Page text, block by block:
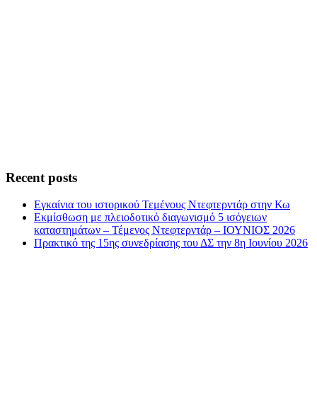
Recent posts
Εγκαίνια του ιστορικού Τεμένους Ντεφτερντάρ στην Κω
Εκμίσθωση με πλειοδοτικό διαγωνισμό 5 ισόγειων
καταστημάτων – Τέμενος Ντεφτερντάρ – ΙΟΥΝΙΟΣ 2026
Πρακτικό της 15ης συνεδρίασης του ΔΣ την 8η Ιουνίου 2026